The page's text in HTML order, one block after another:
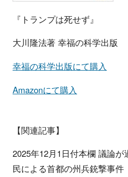
『トランプは死せず』
大川隆法著 幸福の科学出版
幸福の科学出版にて購入
Amazonにて購入
【関連記事】
2025年12月1日付本欄 議論
民による首都の州兵銃撃事